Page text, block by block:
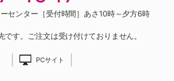
センター［受付時間］あさ10時～夕方6時
す。ご注文は受け付けておりません。
PCサイト